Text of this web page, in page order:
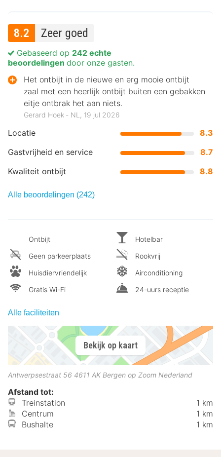
8.2 Zeer goed
Locatie
8.3
Gastvrijheid en service
8.7
Kwaliteit ontbijt
8.8
Gebaseerd op 242 echte
beoordelingen door onze gasten.
Het ontbijt in de nieuwe en erg mooie ontbijt
zaal met een heerlijk ontbijt buiten een gebakken
eitje ontbrak het aan niets.
Gerard Hoek ‐ NL, 19 jul 2026
Alle beoordelingen (242)
Ontbijt
Geen parkeerplaats
Huisdiervriendelijk
Gratis Wi-Fi
Hotelbar
Rookvrij
Airconditioning
24-uurs receptie
Alle faciliteiten
Bekijk op kaart
Antwerpsestraat 56 4611 AK Bergen op Zoom Nederland
Afstand tot:
Treinstation
1 km
Centrum
1 km
Bushalte
1 km